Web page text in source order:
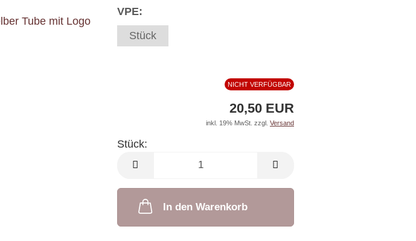
VPE:
Stück
NICHT VERFÜGBAR
20,50 EUR
inkl. 19% MwSt. zzgl. Versand
Stück:
Stück
In den Warenkorb